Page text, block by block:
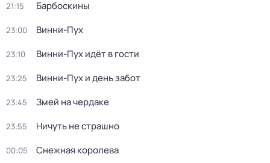
21:15 Барбоскины
23:00 Винни-Пух
23:10 Винни-Пух идёт в гости
23:25 Винни-Пух и день забот
23:45 Змей на чердаке
23:55 Ничуть не страшно
00:05 Снежная королева